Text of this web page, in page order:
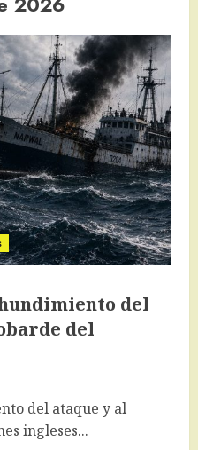
hundimiento del
del
del ataque y al
ingleses...